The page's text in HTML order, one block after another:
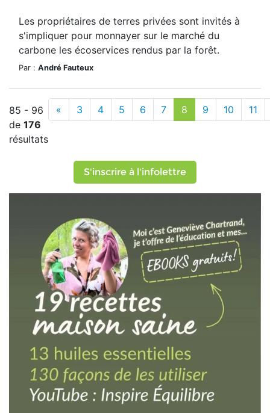
Les propriétaires de terres privées sont invités à
s'impliquer pour monnayer sur le marché du
carbone les écoservices rendus par la forêt.
Par : André Fauteux
85 - 96
de 176
résultats
« 3 4 5 6 7 8 9 10 11
S'inscrire à l'infolettre